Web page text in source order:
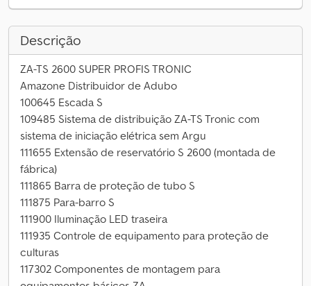
Descrição
ZA-TS 2600 SUPER PROFIS TRONIC
Amazone Distribuidor de Adubo
100645 Escada S
109485 Sistema de distribuição ZA-TS Tronic com
sistema de iniciação elétrica sem Argu
111655 Extensão de reservatório S 2600 (montada de
fábrica)
111865 Barra de proteção de tubo S
111875 Para-barro S
111900 Iluminação LED traseira
111935 Controle de equipamento para proteção de
culturas
117302 Componentes de montagem para